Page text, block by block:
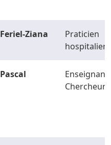
Feriel-Ziana
Praticien
hospitalier
Pascal
Enseignant-
Chercheur